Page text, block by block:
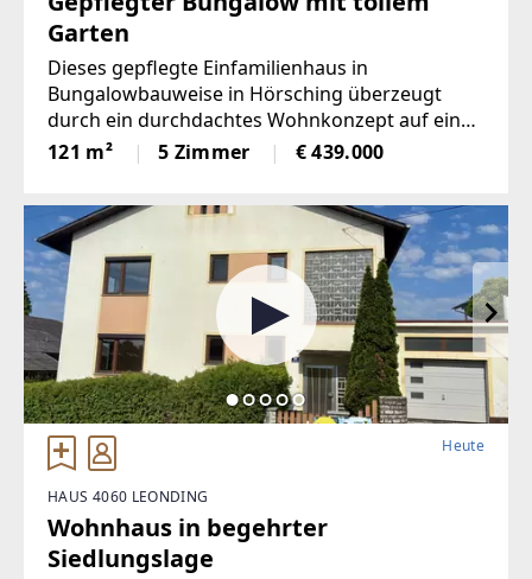
Garten
Dieses gepflegte Einfamilienhaus in
Bungalowbauweise in Hörsching überzeugt
durch ein durchdachtes Wohnkonzept auf einer
Ebene und ein großzügiges Platzangebot. Die
Immobilie verfügt über ca. 260 m²
Familien
121 m² 5 Zimmer € 439.000
Heute
HAUS 4060 LEONDING
Wohnhaus in begehrter
Siedlungslage